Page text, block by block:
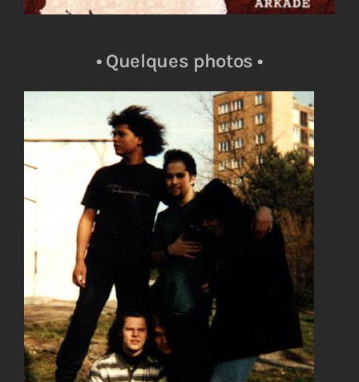
• Quelques photos •